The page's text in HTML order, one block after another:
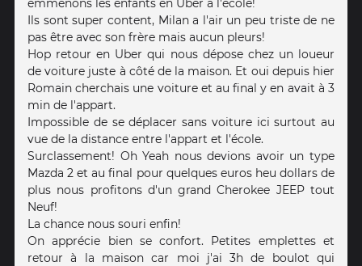
emmenons les enfants en Uber à l'école!
Ils sont super content, Milan a l'air un peu triste de ne
pas être avec son frère mais aucun pleurs!
Hop retour en Uber qui nous dépose chez un loueur
de voiture juste à côté de la maison. Et oui depuis hier
Romain cherchais une voiture et au final y en avait à 3
min de l'appart.
Impossible de se déplacer sans voiture ici surtout au
vue de la distance entre l'appart et l'école.
Surclassement! Oh Yeah nous devions avoir un type
Mazda 2 et au final pour quelques euros heu dollars de
plus nous profitons d'un grand Cherokee JEEP tout
Neuf!
La chance nous souri enfin!
On apprécie bien se confort. Petites emplettes et
retour à la maison car moi j'ai 3h de boulot qui